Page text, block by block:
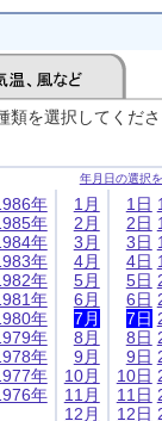
類を選択してくだ
年月日の選択
年
年
年
年
年
年
年
年
年
年
年
1月
2月
3月
4月
5月
6月
7月
8月
9月
10月
11月
12月
1日
2日
3日
4日
5日
6日
7日
8日
9日
10日
11日
12日